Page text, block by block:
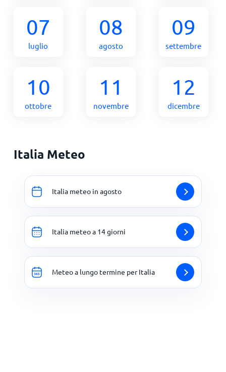
07
luglio
08
agosto
09
settembre
10
ottobre
11
novembre
12
dicembre
Italia Meteo
Italia meteo in agosto
Italia meteo a 14 giorni
Meteo a lungo termine per Italia